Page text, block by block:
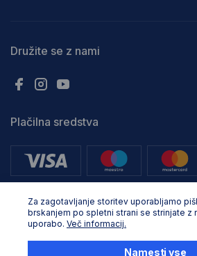
Za zagotavljanje storitev uporabljamo
brskanjem po spletni strani se strinjate z
uporabo. Več informacij.
Namesti vse
Družite se z nami
Plačilna sredstva
Vse pravice pridržane. © Adria Profix d.o.o..
razvoj:Business Solutions